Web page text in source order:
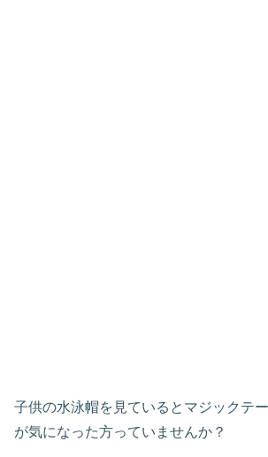
子供の水泳帽を見ているとマジックテ
が気になった方っていませんか？